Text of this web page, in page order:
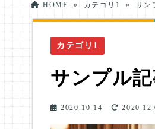
HOME » カテゴリ1 » サン
カテゴリ1
サンプル
2020.10.14